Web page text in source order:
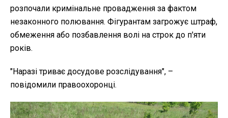
розпочали кримінальне провадження за фактом
незаконного полювання. Фігурантам загрожує штраф,
обмеження або позбавлення волі на строк до п'яти
років.
"Наразі триває досудове розслідування", –
повідомили правоохоронці.